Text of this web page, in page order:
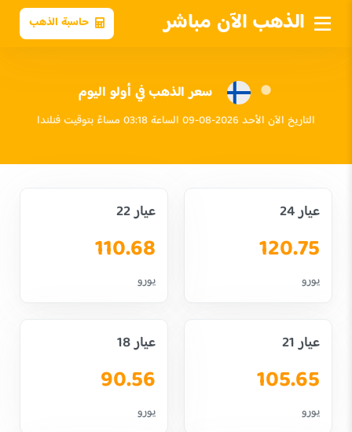
الذهب الآن مباشر حاسبة الذهب
سعر الذهب في أولو اليوم
التاريخ الآن الأحد 2026-08-09 الساعة 03:18 مساءً بتوقيت فنلندا
عيار 24
120.75
يورو
عيار 22
110.68
يورو
عيار 21
105.65
يورو
عيار 18
90.56
يورو